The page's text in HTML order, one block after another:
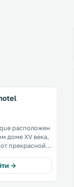
расположен
доме XV века,
прекрасной
Королевской
Вавельскому
→